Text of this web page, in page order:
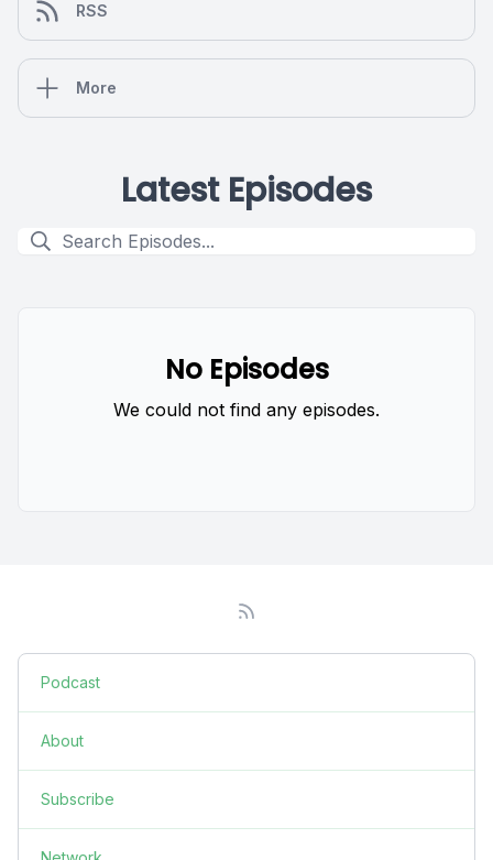
RSS
More
Latest Episodes
No Episodes
We could not find any episodes.
Podcast
About
Subscribe